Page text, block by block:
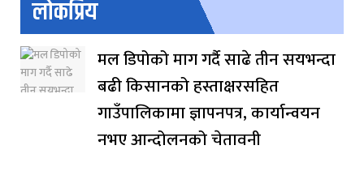
लोकप्रिय
मल डिपोको माग गर्दै साढे तीन सयभन्दा
बढी किसानको हस्ताक्षरसहित
गाउँपालिकामा ज्ञापनपत्र, कार्यान्वयन
नभए आन्दोलनको चेतावनी